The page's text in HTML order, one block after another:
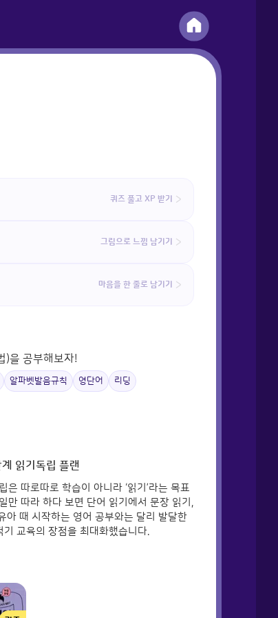
퀴즈 풀고 XP 받기
그림으로 느낌 남기기
마음을 한 줄로 남기기
)을 공부해보자!
알파벳발음규칙 영단어 리딩
읽기독립 플랜
따로따로 학습이 아니라 ‘읽기’라는 목표
만 따라 하다 보면 단어 읽기에서 문장 읽기,
아 때 시작하는 영어 공부와는 달리 발달한
교육의 장점을 최대화했습니다.